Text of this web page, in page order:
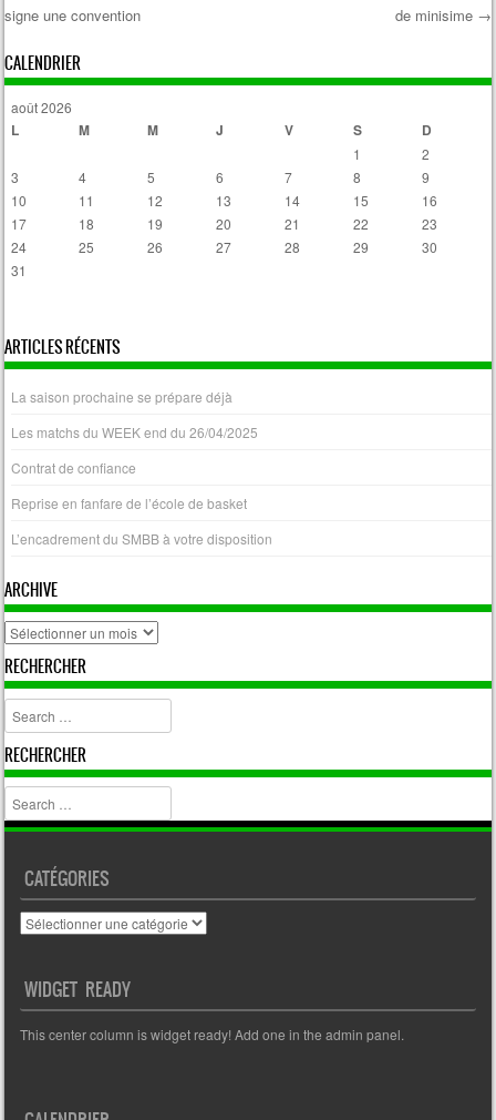
Post navigation
signe une convention
de minisime →
CALENDRIER
août 2026
L M M J V S D
1
2
3
4 5 6 7 8
9
10
11 12 13 14 15
16
17
18 19 20 21 22
23
24
25 26 27 28 29
30
31
ARTICLES RÉCENTS
La saison prochaine se prépare déjà
Les matchs du WEEK end du 26/04/2025
Contrat de confiance
Reprise en fanfare de l’école de basket
L’encadrement du SMBB à votre disposition
ARCHIVE
archive
RECHERCHER
Search
RECHERCHER
Search
CATÉGORIES
Catégories
WIDGET READY
This center column is widget ready! Add one in the admin panel.